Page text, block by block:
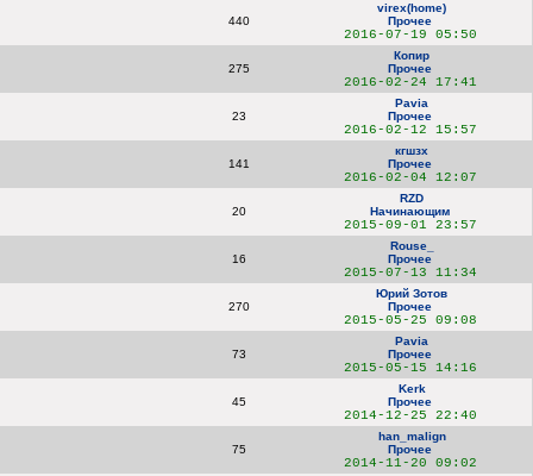
440
virex(home)
Прочее
2016-07-19 05:50
275
Копир
Прочее
2016-02-24 17:41
23
Pavia
Прочее
2016-02-12 15:57
141
кгшзх
Прочее
2016-02-04 12:07
20
RZD
Начинающим
2015-09-01 23:57
16
Rouse_
Прочее
2015-07-13 11:34
270
Юрий Зотов
Прочее
2015-05-25 09:08
73
Pavia
Прочее
2015-05-15 14:16
45
Kerk
Прочее
2014-12-25 22:40
75
han_malign
Прочее
2014-11-20 09:02